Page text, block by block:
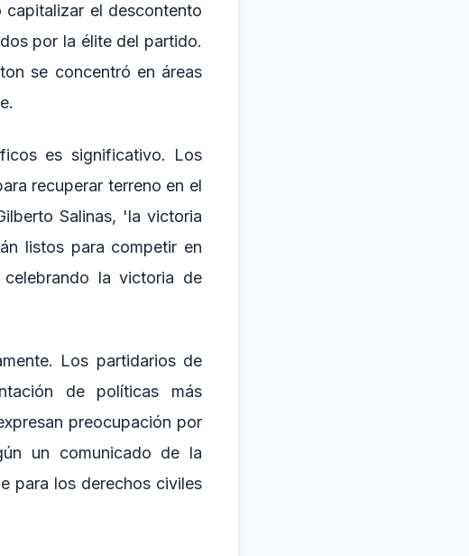
capitalizar el descontento
por la élite del partido.
se concentró en áreas
es significativo. Los
recuperar terreno en el
Salinas, 'la victoria
listos para competir en
la victoria de
Los partidarios de
de políticas más
preocupación por
un comunicado de la
para los derechos civiles